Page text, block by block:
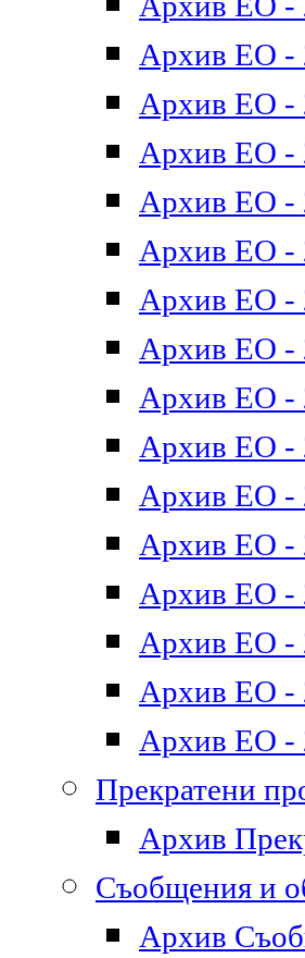
Архив ЕО -
Архив ЕО -
Архив ЕО -
Архив ЕО -
Архив ЕО -
Архив ЕО -
Архив ЕО -
Архив ЕО -
Архив ЕО -
Архив ЕО -
Архив ЕО -
Архив ЕО -
Архив ЕО -
Архив ЕО -
Архив ЕО -
Прекратени
Архив
Съобщения и
Архив